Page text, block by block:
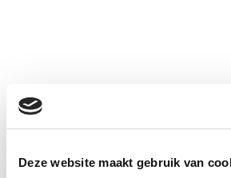
Deze website maakt gebruik van